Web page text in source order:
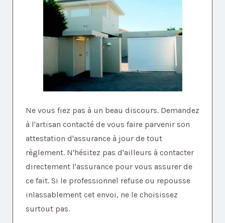
Ne vous fiez pas à un beau discours. Demandez
à l'artisan contacté de vous faire parvenir son
attestation d'assurance à jour de tout
règlement. N'hésitez pas d'ailleurs à contacter
directement l'assurance pour vous assurer de
ce fait. Si le professionnel refuse ou repousse
inlassablement cet envoi, ne le choisissez
surtout pas.